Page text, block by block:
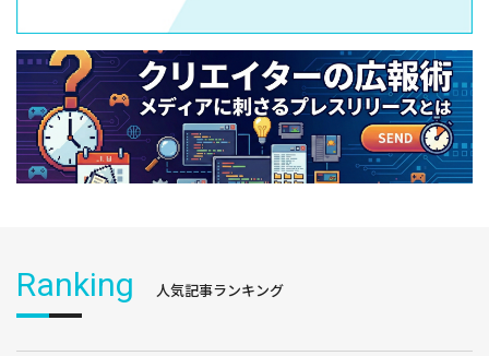
Ranking 人気記事ランキング